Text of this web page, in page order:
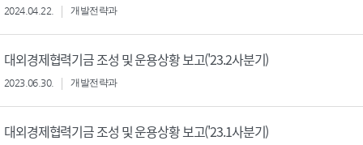
2024.04.22. 개발전략과
대외경제협력기금 조성 및 운용상황 보고('23.2사분기)
2023.06.30. 개발전략과
대외경제협력기금 조성 및 운용상황 보고('23.1사분기)